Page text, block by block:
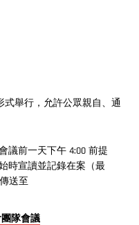
式舉行，允許公眾親自、通
議前一天下午 4:00 前提
時宣讀並記錄在案（最
送至
隊會議